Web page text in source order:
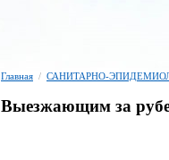
Главная / САНИТАРНО-
Выезжающим за